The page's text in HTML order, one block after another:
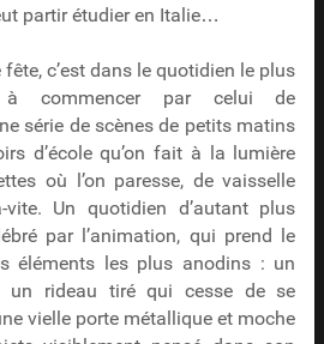
partir étudier en Italie…
c’est dans le quotidien le plus
à commencer par celui de
série de scènes de petits matins
d’école qu’on fait à la lumière
où l’on paresse, de vaisselle
Un quotidien d’autant plus
par l’animation, qui prend le
éléments les plus anodins : un
un rideau tiré qui cesse de se
vielle porte métallique et moche